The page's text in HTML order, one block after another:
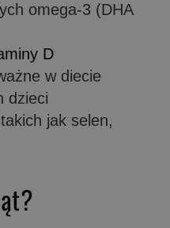
omega-3 (DHA
D
w diecie
dzieci
jak selen,